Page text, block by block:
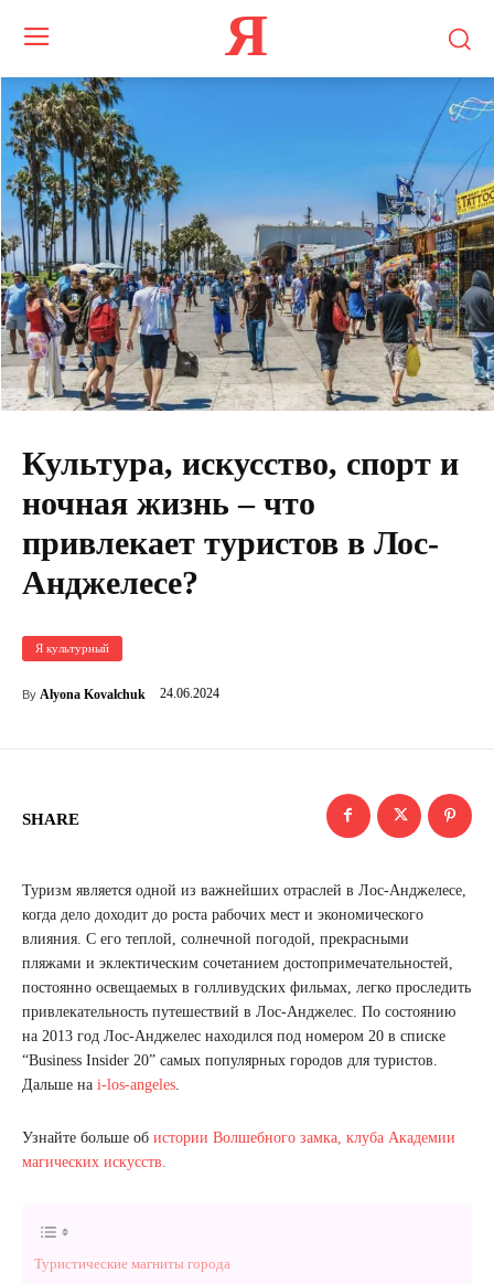
Я
Культура, искусство, спорт и
ночная жизнь – что
привлекает туристов в Лос-
Анджелесе?
Я культурный
By Alyona Kovalchuk 24.06.2024
SHARE
Туризм является одной из важнейших отраслей в Лос-Анджелесе,
когда дело доходит до роста рабочих мест и экономического
влияния. С его теплой, солнечной погодой, прекрасными
пляжами и эклектическим сочетанием достопримечательностей,
постоянно освещаемых в голливудских фильмах, легко проследить
привлекательность путешествий в Лос-Анджелес. По состоянию
на 2013 год Лос-Анджелес находился под номером 20 в списке
“Business Insider 20” самых популярных городов для туристов.
Дальше на i-los-angeles
Узнайте больше об истории Волшебного замка, клуба Академии
магических искусств.
Туристические магниты города